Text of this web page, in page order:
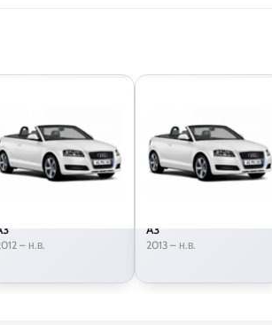
– н.в.
A3
2013 – н.в.